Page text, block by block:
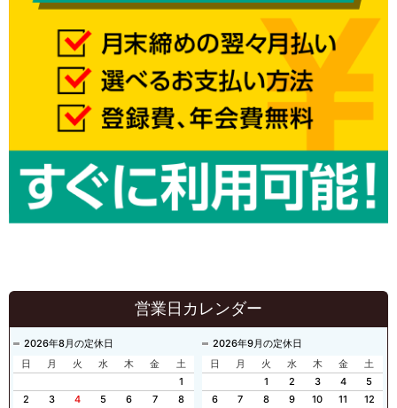
営業日カレンダー
2026年8月の定休日
日
月 火 水 木 金
土
1
2
3 4 5 6 7
8
2026年9月の定休日
日
月 火 水 木 金
土
1
2 3 4
5
6
7 8 9 10 11
12